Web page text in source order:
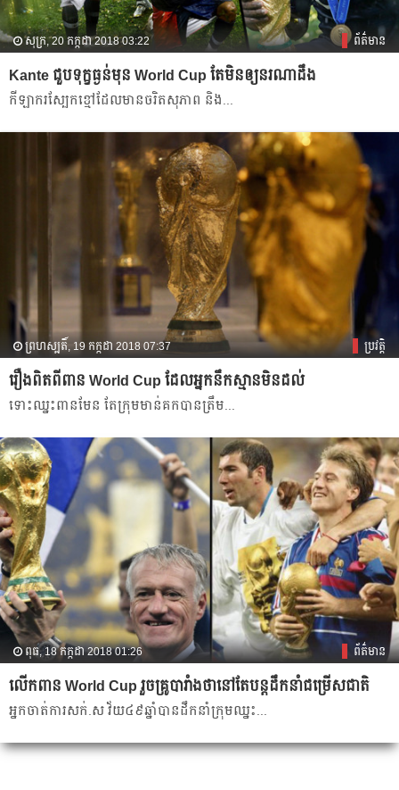
សុក្រ, 20 កក្កដា 2018 03:22 ព័ត៌មាន
Kante ជួប​ទុក្ខ​ធ្ងន់​មុន​ World Cup តែ​មិន​ឲ្យ​នរណា​ដឹង​
កីឡាករ​ស្បែក​ខ្មៅ​ដែល​​មាន​ចរិត​សុភាព​ និង​...
ព្រហស្បតិ៍, 19 កក្កដា 2018 07:37 ប្រវត្តិ​​
រឿង​ពិត​ពី​ពាន​ World Cup ដែល​អ្នក​នឹក​ស្មាន​មិន​ដល់​
ទោះ​​ឈ្នះ​ពាន​មែន​ តែ​ក្រុម​មាន់​គក​បាន​ត្រឹម​...
ពុធ, 18 កក្កដា 2018 01:26 ព័ត៌មាន
លើក​ពាន​ World Cup រួច​គ្រូ​បារាំង​ថា​នៅ​តែ​បន្ត​ដឹក​នាំ​ជម្រើស​ជាតិ​
អ្នក​ចាត់​ការ​សក់​.ស វ័យ​៤៩​ឆ្នាំ​បាន​ដឹក​នាំ​ក្រុម​ឈ្នះ​...